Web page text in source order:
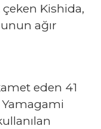
çeken Kishida,
ağır
eden 41
Yamagami